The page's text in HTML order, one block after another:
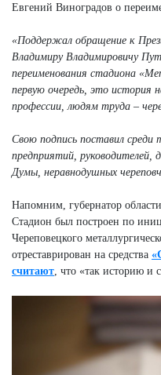
Евгений Виноградов о
«Поддержал обращение к
Владимиру Владимировичу
переименования стадиона
первую очередь, это история
профессии, людям труда –
Свою подпись поставил среди
предприятий, руководителей,
Думы, неравнодушных
Напомним, губернатор
Стадион был построен по
Череповецкого
отреставрирован на средства
считают , что «так историю и